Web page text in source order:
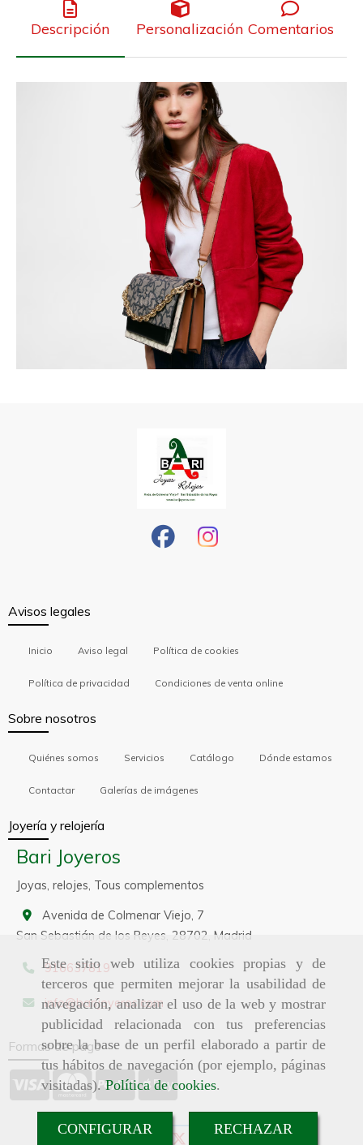
Este sitio web utiliza cookies propias y de
terceros que permiten mejorar la usabilidad de
navegación, analizar el uso de la web y mostrar
publicidad relacionada con tus preferencias
sobre la base de un perfil elaborado a partir de
tus hábitos de navegación (por ejemplo, páginas
visitadas).Política de cookies.
CONFIGURAR RECHAZAR
Descripción Personalización Comentarios
Avisos legales
Inicio Aviso legal Política de cookies
Política de privacidad Condiciones de venta online
Sobre nosotros
Quiénes somos Servicios Catálogo Dónde estamos
Contactar Galerías de imágenes
Joyería y relojería
Bari Joyeros
Joyas, relojes, Tous complementos
Avenida de Colmenar Viejo, 7
San Sebastián de los Reyes, 28702, Madrid
916637819
info barijoyeros.com
Formas de pago